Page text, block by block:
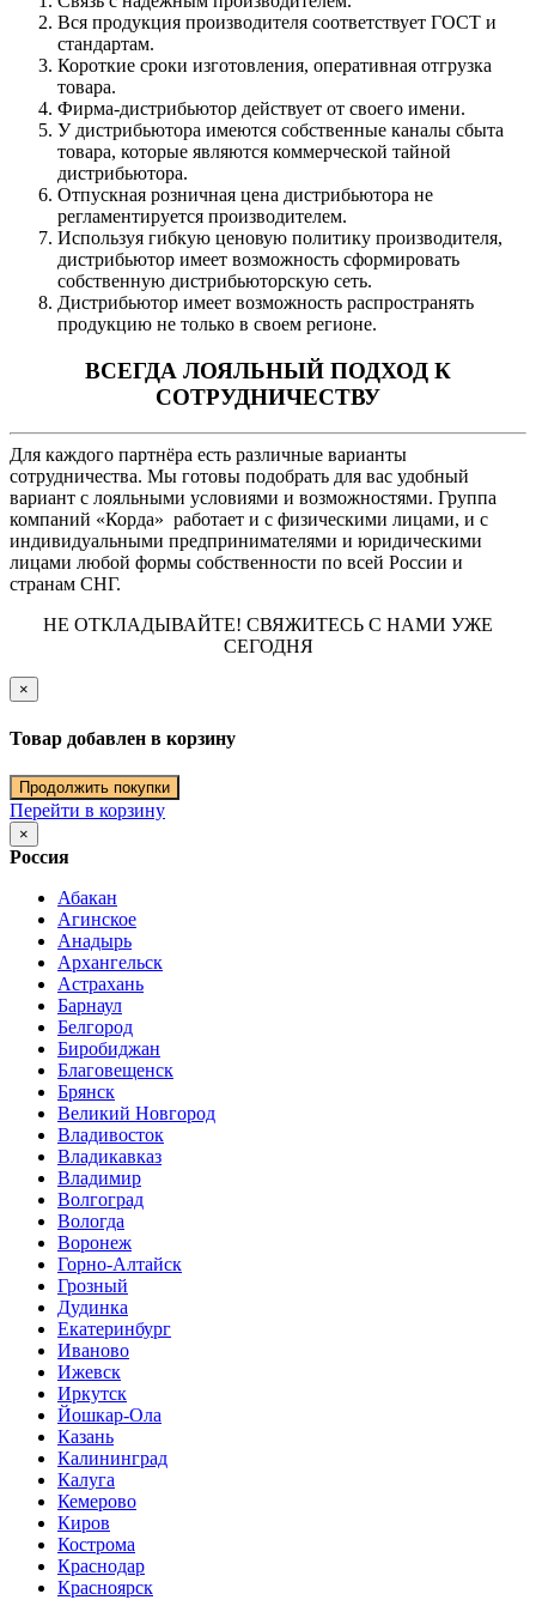
Вся продукция производителя соответствует ГОСТ и
стандартам.
Короткие сроки изготовления, оперативная отгрузка
товара.
Фирма-дистрибьютор действует от своего имени.
У дистрибьютора имеются собственные каналы сбыта
товара, которые являются коммерческой тайной
дистрибьютора.
Отпускная розничная цена дистрибьютора не
регламентируется производителем.
Используя гибкую ценовую политику производителя,
дистрибьютор имеет возможность сформировать
собственную дистрибьюторскую сеть.
Дистрибьютор имеет возможность распространять
продукцию не только в своем регионе.
ВСЕГДА ЛОЯЛЬНЫЙ ПОДХОД К
СОТРУДНИЧЕСТВУ
Для каждого партнёра есть различные варианты
сотрудничества. Мы готовы подобрать для вас удобный
вариант с лояльными условиями и возможностями. Группа
компаний «Корда» работает и с физическими лицами, и с
индивидуальными предпринимателями и юридическими
лицами любой формы собственности по всей России и
странам СНГ.
НЕ ОТКЛАДЫВАЙТЕ! СВЯЖИТЕСЬ С НАМИ УЖЕ
СЕГОДНЯ
×
Товар добавлен в корзину
Продолжить покупки
Перейти в корзину
×
Россия
Абакан
Агинское
Анадырь
Архангельск
Астрахань
Барнаул
Белгород
Биробиджан
Благовещенск
Брянск
Великий Новгород
Владивосток
Владикавказ
Владимир
Волгоград
Вологда
Воронеж
Горно-Алтайск
Грозный
Дудинка
Екатеринбург
Иваново
Ижевск
Иркутск
Йошкар-Ола
Казань
Калининград
Калуга
Кемерово
Киров
Кострома
Краснодар
Красноярск